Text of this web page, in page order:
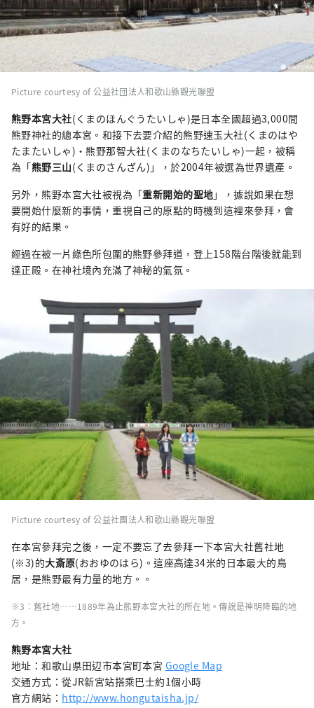
Picture courtesy of 公益社団法人和歌山縣觀光聯盟
熊野本宮大社(くまのほんぐうたいしゃ)是日本全國超過3,000間
熊野神社的總本宮。和接下去要介紹的熊野速玉大社(くまのはや
たまたいしゃ)・熊野那智大社(くまのなちたいしゃ)一起，被稱
為「熊野三山(くまのさんざん)」，於2004年被選為世界遺產。
另外，熊野本宮大社被視為「重新開始的聖地」，據說如果在想
要開始什麼新的事情，重視自己的原點的時機到這裡來參拜，會
有好的結果。
經過在被一片綠色所包圍的熊野參拜道，登上158階台階後就能到
達正殿。在神社境內充滿了神秘的氣氛。
Picture courtesy of 公益社團法人和歌山縣觀光聯盟
在本宮參拜完之後，一定不要忘了去參拜一下本宮大社舊社地
(※3)的大斎原(おおゆのはら)。這座高達34米的日本最大的鳥
居，是熊野最有力量的地方。。
※3：舊社地……1889年為止熊野本宮大社的所在地。傳說是神明降臨的地
方。
熊野本宮大社
地址：和歌山県田辺市本宮町本宮 Google Map
交通方式：從JR新宮站搭乘巴士約1個小時
官方網站： http://www.hongutaisha.jp/